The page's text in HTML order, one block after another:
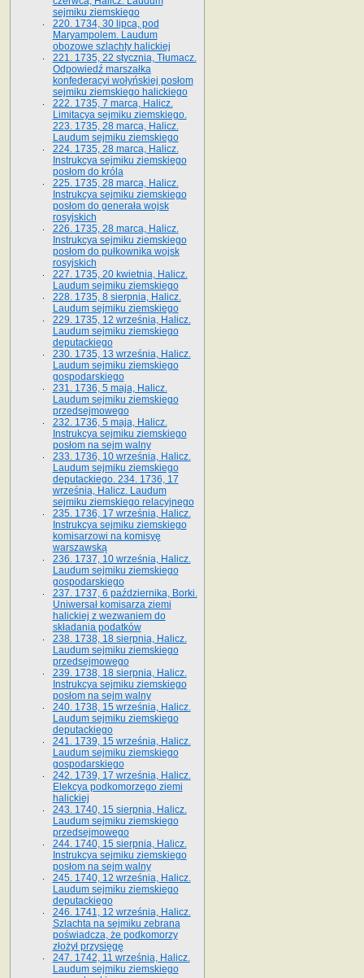
sejmiku ziemskiego
220. 1734, 30 lipca, pod
Maryampolem. Laudum
obozowe szlachty halickiej
221. 1735, 22 stycznia, Tłumacz.
Odpowiedź marszałka
konfederacyi wołyńskiej posłom
sejmiku ziemskiego halickiego
222. 1735, 7 marca, Halicz.
Limitacya sejmiku ziemskiego.
223. 1735, 28 marca, Halicz.
Laudum sejmiku ziemskiego
224. 1735, 28 marca, Halicz.
Instrukcya sejmiku ziemskiego
posłom do króla
225. 1735, 28 marca, Halicz.
Instrukcya sejmiku ziemskiego
posłom do generała wojsk
rosyjskich
226. 1735, 28 marca, Halicz.
Instrukcya sejmiku ziemskiego
posłom do pułkownika wojsk
rosyjskich
227. 1735, 20 kwietnia, Halicz.
Laudum sejmiku ziemskiego
228. 1735, 8 sierpnia, Halicz.
Laudum sejmiku ziemskiego
229. 1735, 12 września, Halicz.
Laudum sejmiku ziemskiego
deputackiego
230. 1735, 13 września, Halicz.
Laudum sejmiku ziemskiego
gospodarskiego
231. 1736, 5 maja, Halicz.
Laudum sejmiku ziemskiego
przedsejmowego
232. 1736, 5 maja, Halicz.
Instrukcya sejmiku ziemskiego
posłom na sejm walny
233. 1736, 10 września, Halicz.
Laudum sejmiku ziemskiego
deputackiego. 234. 1736, 17
września, Halicz. Laudum
sejmiku ziemskiego relacyjnego
235. 1736, 17 września, Halicz.
Instrukcya sejmiku ziemskiego
komisarzowi na komisyę
warszawską
236. 1737, 10 września, Halicz.
Laudum sejmiku ziemskiego
gospodarskiego
237. 1737, 6 października, Borki.
Uniwersał komisarza ziemi
halickiej z wezwaniem do
składania podatków
238. 1738, 18 sierpnia, Halicz.
Laudum sejmiku ziemskiego
przedsejmowego
239. 1738, 18 sierpnia, Halicz.
Instrukcya sejmiku ziemskiego
posłom na sejm walny
240. 1738, 15 września, Halicz.
Laudum sejmiku ziemskiego
deputackiego
241. 1739, 15 września, Halicz.
Laudum sejmiku ziemskiego
gospodarskiego
242. 1739, 17 września, Halicz.
Elekcya podkomorzego ziemi
halickiej
243. 1740, 15 sierpnia, Halicz.
Laudum sejmiku ziemskiego
przedsejmowego
244. 1740, 15 sierpnia, Halicz.
Instrukcya sejmiku ziemskiego
posłom na sejm walny
245. 1740, 12 września, Halicz.
Laudum sejmiku ziemskiego
deputackiego
246. 1741, 12 września, Halicz.
Szlachta na sejmiku zebrana
poświadcza, że podkomorzy
złożył przysięgę
247. 1742, 11 września, Halicz.
Laudum sejmiku ziemskiego